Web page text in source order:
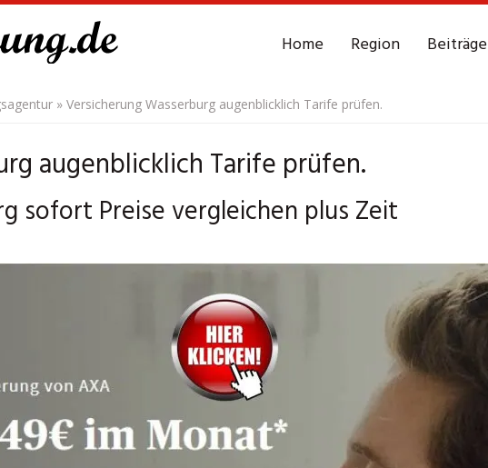
Home Region Beiträge
» Versicherung Wasserburg augenblicklich Tarife prüfen.
augenblicklich Tarife prüfen.
sofort Preise vergleichen plus Zeit